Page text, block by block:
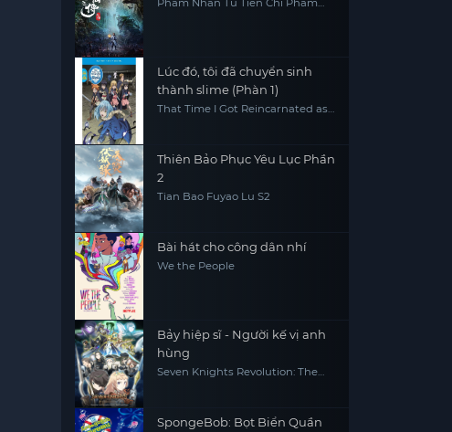
Phàm Nhân Tu Tiên Chi Phàm
Lúc đó, tôi đã chuyển sinh
thành slime (Phàn 1)
That Time I Got Reincarnated as
Thiên Bảo Phục Yêu Lục Phần
2
Tian Bao Fuyao Lu S2
Bài hát cho công dân nhí
We the People
Bảy hiệp sĩ - Người kế vị anh
hùng
Seven Knights Revolution: The
SpongeBob: Bọt Biển Quần